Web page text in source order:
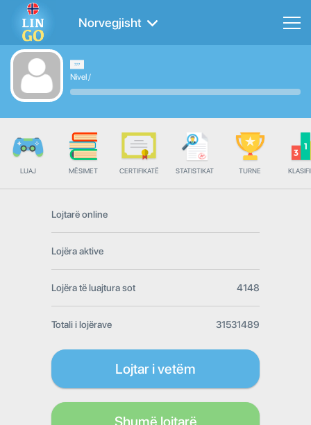
Norvegjisht
Nivel/
LUAJ MËSIMET CERTIFIKATË STATISTIKAT TURNE
Lojtarë online
Lojëra aktive
Lojëra të luajtura sot 4148
Totali i lojërave 31531489
Lojtar i vetëm
Shumë lojtarë